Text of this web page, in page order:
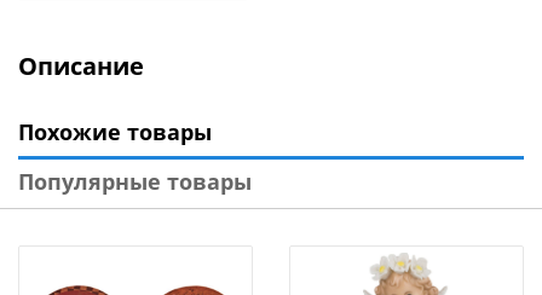
Описание
Похожие товары
Популярные товары